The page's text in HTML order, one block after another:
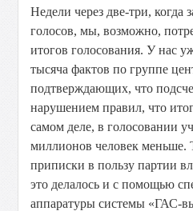
Недели через две-три, когда
голосов, мы, возможно,
итогов голосования. У нас
тысяча фактов по группе
подтверждающих, что
нарушением правил, что
самом деле, в голосовании
миллионов человек меньше.
приписки в пользу партии
это делалось и с помощью
аппаратуры системы «ГАС-